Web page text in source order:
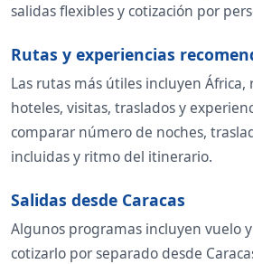
salidas flexibles y cotización por
Rutas y experiencias
Las rutas más útiles incluyen África,
hoteles, visitas, traslados y
comparar número de noches,
incluidas y ritmo del itinerario.
Salidas desde Caracas
Algunos programas incluyen vuelo
cotizarlo por separado desde